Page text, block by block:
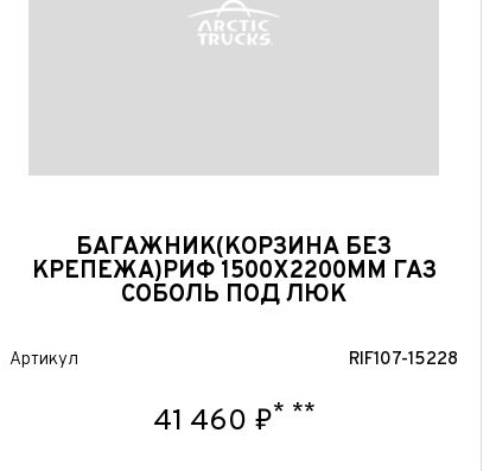
БАГАЖНИК(КОРЗИНА БЕЗ
КРЕПЕЖА)РИФ 1500Х2200ММ ГАЗ
СОБОЛЬ ПОД ЛЮК
Артикул RIF107-15228
41 460 ₽* **